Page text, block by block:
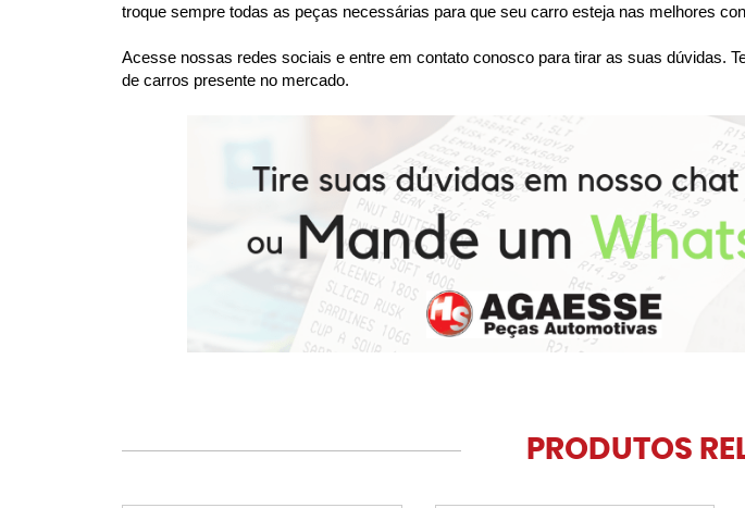
troque sempre todas as peças necessárias para que seu carro esteja nas melhores
Acesse nossas redes sociais e entre em contato conosco para tirar as suas dúvidas.
de carros presente no mercado.
PRODUTOS